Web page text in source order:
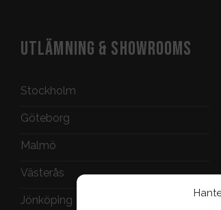
UTLÄMNING & SHOWROOMS
Stockholm
Göteborg
Malmö
Västerås
Jönköping